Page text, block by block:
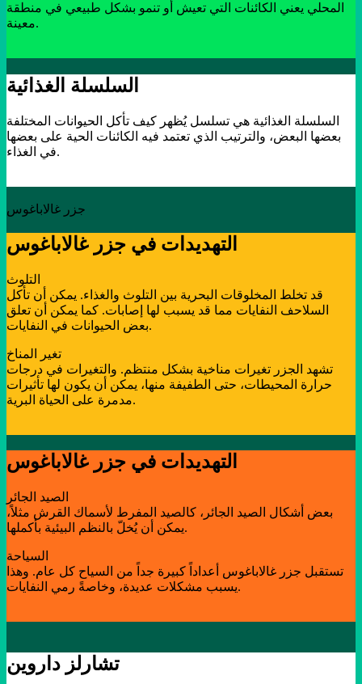
المحلي يعني الكائنات التي تعيش أو تنمو بشكل طبيعي في منطقة
معينة.
السلسلة الغذائية
السلسلة الغذائية هي تسلسل يُظهر كيف تأكل الحيوانات المختلفة
بعضها البعض، والترتيب الذي تعتمد فيه الكائنات الحية على بعضها
في الغذاء.
جزر غالاباغوس
التهديدات في جزر غالاباغوس
التلوث
قد تخلط المخلوقات البحرية بين التلوث والغذاء. يمكن أن تأكل
السلاحف النفايات مما قد يسبب لها إصابات. كما يمكن أن تعلق
بعض الحيوانات في النفايات.
تغير المناخ
تشهد الجزر تغيرات مناخية بشكل منتظم. والتغيرات في درجات
حرارة المحيطات، حتى الطفيفة منها، يمكن أن يكون لها تأثيرات
مدمرة على الحياة البرية.
التهديدات في جزر غالاباغوس
الصيد الجائر
بعض أشكال الصيد الجائر، كالصيد المفرط لأسماك القرش مثلاً،
يمكن أن يُخلّ بالنظم البيئية بأكملها.
السياحة
تستقبل جزر غالاباغوس أعداداً كبيرة جداً من السياح كل عام. وهذا
يسبب مشكلات عديدة، وخاصةً رمي النفايات.
تشارلز داروين